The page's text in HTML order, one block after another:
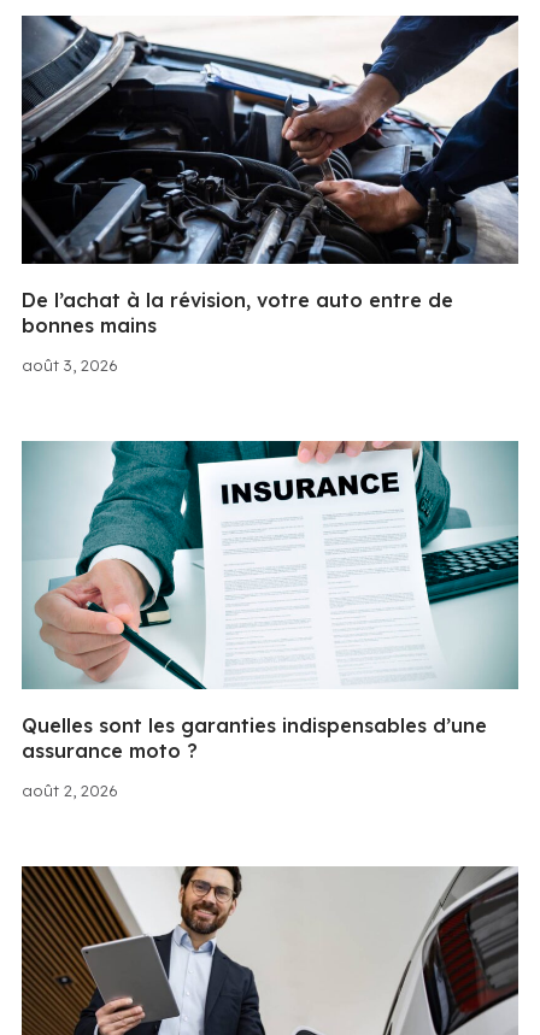
août 3, 2026
De l’achat à la révision, votre auto entre de
bonnes mains
août 2, 2026
Quelles sont les garanties indispensables d’une
assurance moto ?